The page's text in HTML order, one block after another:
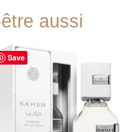
aussi
Save